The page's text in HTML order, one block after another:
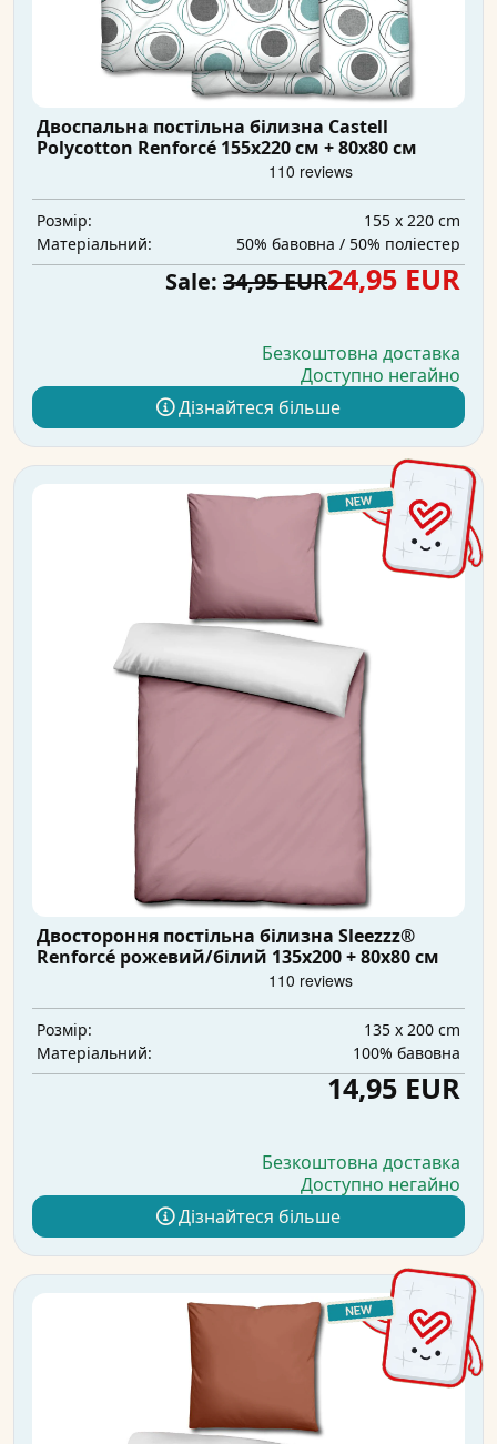
Двоспальна постільна білизна Castell
Polycotton Renforcé 155x220 см + 80x80 см
Розмір:
155 x 220 cm
Матеріальний:
50% бавовна / 50% поліестер
Sale: 34,95 EUR24,95 EUR
Безкоштовна доставка
Доступно негайно
Дізнайтеся більше
Двостороння постільна білизна Sleezzz®
Renforcé рожевий/білий 135x200 + 80x80 см
Розмір:
135 x 200 cm
Матеріальний:
100% бавовна
14,95 EUR
Безкоштовна доставка
Доступно негайно
Дізнайтеся більше